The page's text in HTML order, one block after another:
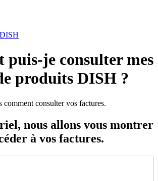
puis-je consulter mes
produits DISH ?
comment consulter vos factures.
nous allons vous montrer
à vos factures.